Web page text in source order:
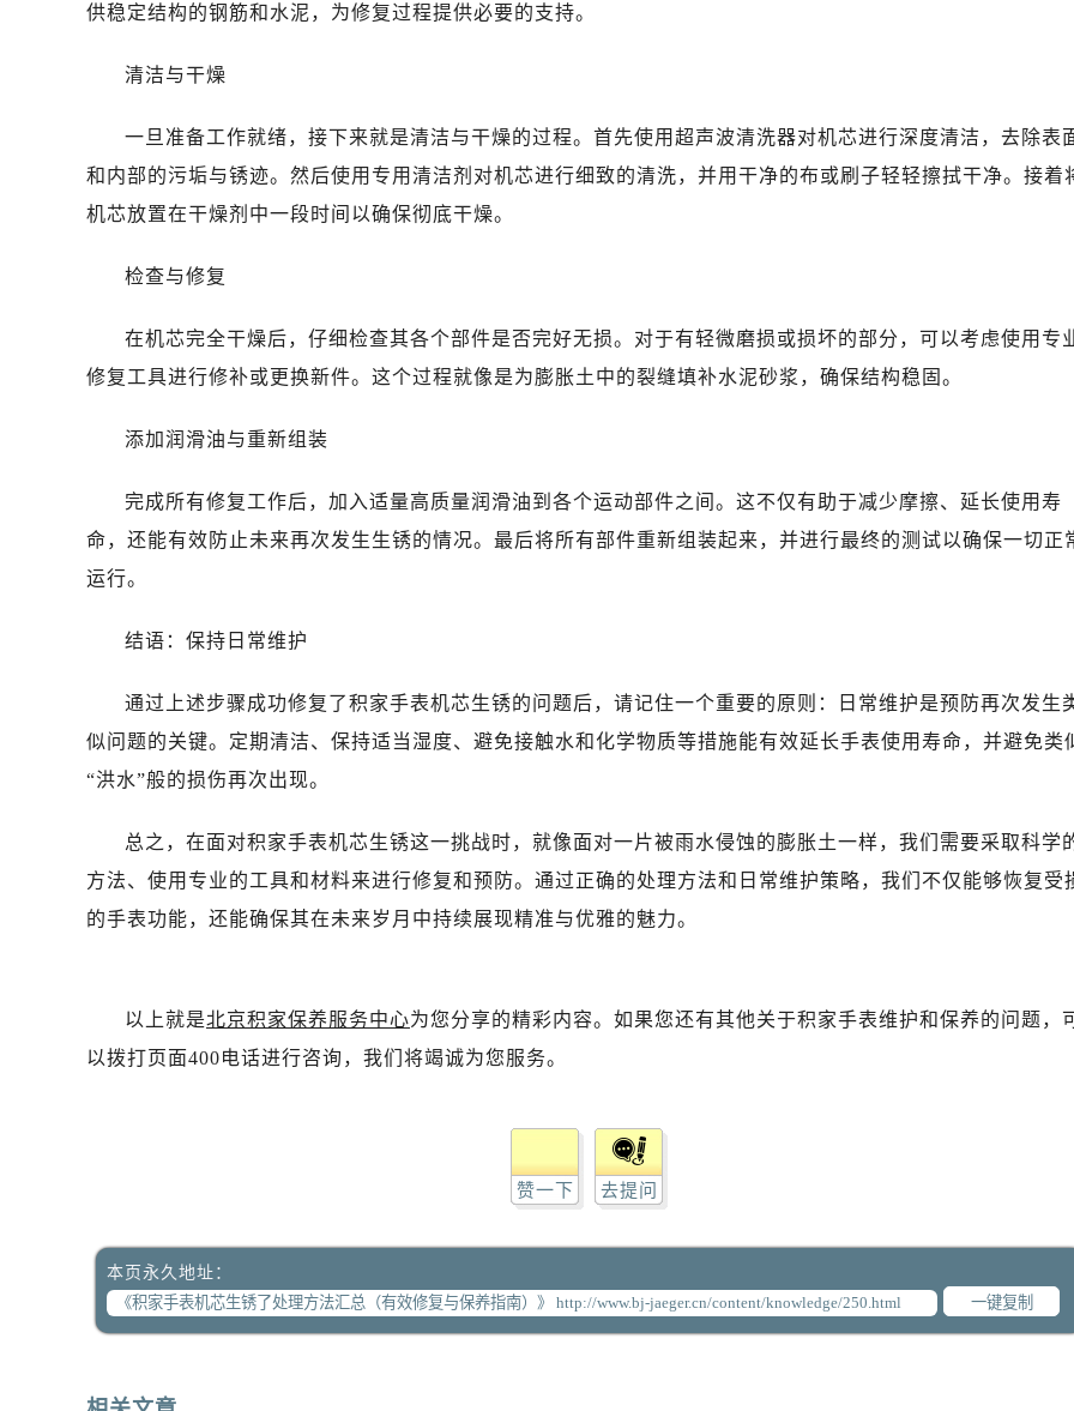
供稳定结构的钢筋和水泥，为修复过程提供必要的支持。
清洁与干燥
一旦准备工作就绪，接下来就是清洁与干燥的过程。首先使用超声波清洗器对机芯进行深度清洁，去除表
和内部的污垢与锈迹。然后使用专用清洁剂对机芯进行细致的清洗，并用干净的布或刷子轻轻擦拭干净。接着
机芯放置在干燥剂中一段时间以确保彻底干燥。
检查与修复
在机芯完全干燥后，仔细检查其各个部件是否完好无损。对于有轻微磨损或损坏的部分，可以考虑使用专
修复工具进行修补或更换新件。这个过程就像是为膨胀土中的裂缝填补水泥砂浆，确保结构稳固。
添加润滑油与重新组装
完成所有修复工作后，加入适量高质量润滑油到各个运动部件之间。这不仅有助于减少摩擦、延长使用寿
命，还能有效防止未来再次发生生锈的情况。最后将所有部件重新组装起来，并进行最终的测试以确保一切正
运行。
结语：保持日常维护
通过上述步骤成功修复了积家手表机芯生锈的问题后，请记住一个重要的原则：日常维护是预防再次发生
似问题的关键。定期清洁、保持适当湿度、避免接触水和化学物质等措施能有效延长手表使用寿命，并避免类
“洪水”般的损伤再次出现。
总之，在面对积家手表机芯生锈这一挑战时，就像面对一片被雨水侵蚀的膨胀土一样，我们需要采取科学
方法、使用专业的工具和材料来进行修复和预防。通过正确的处理方法和日常维护策略，我们不仅能够恢复受
的手表功能，还能确保其在未来岁月中持续展现精准与优雅的魅力。
以上就是北京积家保养服务中心为您分享的精彩内容。如果您还有其他关于积家手表维护和保养的问题，
以拨打页面400电话进行咨询，我们将竭诚为您服务。
赞一下 去提问
本页永久地址：
一键复制